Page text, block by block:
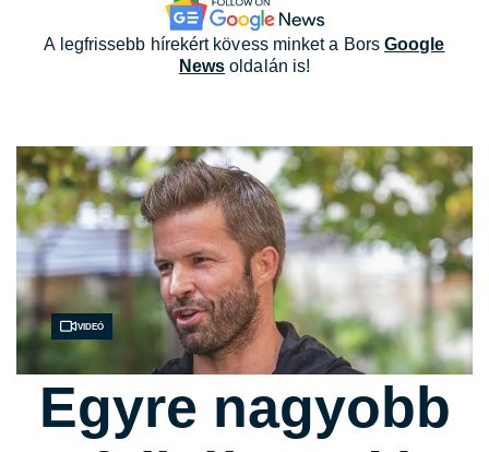
A legfrissebb hírekért kövess minket a BorsGoogle
News oldalán is!
Videó
Egyre nagyobb